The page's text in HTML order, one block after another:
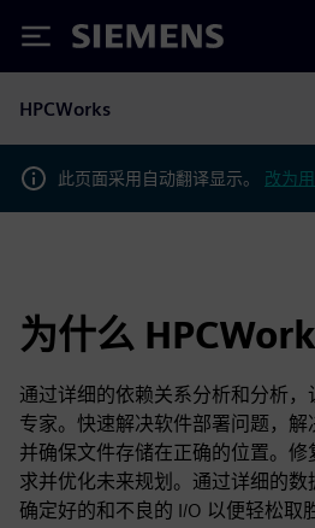
Siemens
HPCWorks
此页面采用自动翻译显示。 改为
为什么
通过详细的依赖关系分析和分析，
专家。快速解决软件部署问题，解
并确保文件存储在正确的位置。
求并优化未来规划。通过详细的数
确定好的和不良的 I/O 以便轻松取